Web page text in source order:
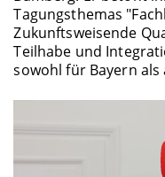
eine Konkurrenz
Fachkräfte geben
Tagungsthemas
Zukunftsweisende
Teilhabe und
sowohl für Bayern